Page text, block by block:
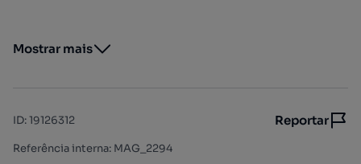
Mostrar mais
ID:19126312 Reportar
Referência interna: MAG_2294